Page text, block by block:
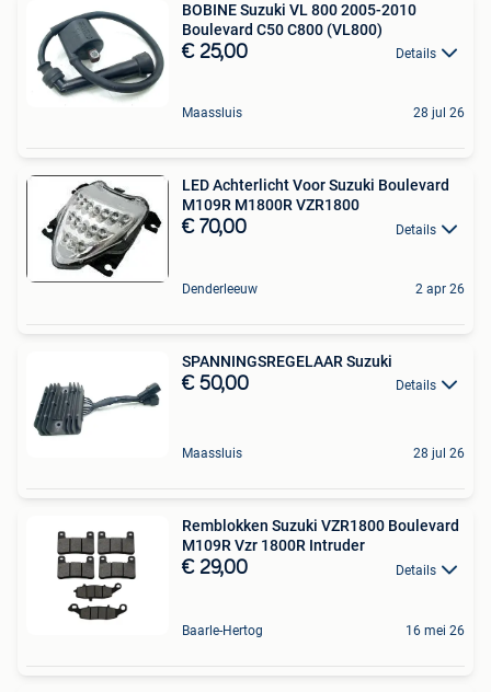
BOBINE Suzuki VL 800 2005-2010
Boulevard C50 C800 (VL800)
€ 25,00 Details
Maassluis 28 jul 26
LED Achterlicht Voor Suzuki Boulevard
M109R M1800R VZR1800
€ 70,00 Details
Denderleeuw 2 apr 26
SPANNINGSREGELAAR Suzuki
€ 50,00 Details
Maassluis 28 jul 26
Remblokken Suzuki VZR1800 Boulevard
M109R Vzr 1800R Intruder
€ 29,00 Details
Baarle-Hertog 16 mei 26